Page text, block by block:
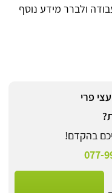
ולברר מידע נוסף
פרי
בהקדם!
077-